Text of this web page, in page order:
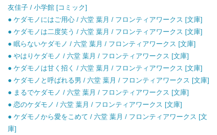
友佳子 / 小学館 [コミック]
● ケダモノにはご用心 / 六堂 葉月 / フロンティアワークス [文庫]
● ケダモノは二度笑う / 六堂 葉月 / フロンティアワークス [文庫]
● 眠らないケダモノ / 六堂 葉月 / フロンティアワークス [文庫]
● やはりケダモノ / 六堂 葉月 / フロンティアワークス [文庫]
● ケダモノは甘く招く / 六堂 葉月 / フロンティアワークス [文庫]
● ケダモノと呼ばれる男 / 六堂 葉月 / フロンティアワークス [文庫]
● まるでケダモノ / 六堂 葉月 / フロンティアワークス [文庫]
● 恋のケダモノ / 六堂 葉月 / フロンティアワークス [文庫]
● ケダモノから愛をこめて / 六堂 葉月 / フロンティアワークス [文
庫]